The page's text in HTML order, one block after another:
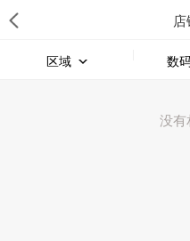
区域 数
没有